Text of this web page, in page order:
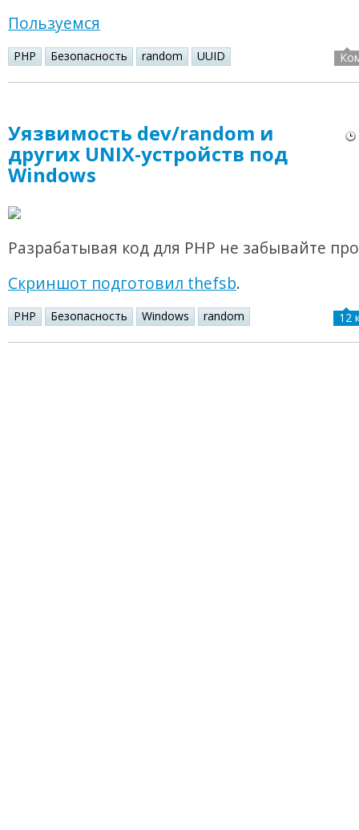
Пользуемся
PHP Безопасность random UUID
Уязвимость dev/random и
других UNIX-устройств под
Windows
Разрабатывая код для PHP не забывайте
Скриншот подготовил thefsb.
PHP Безопасность Windows random 12